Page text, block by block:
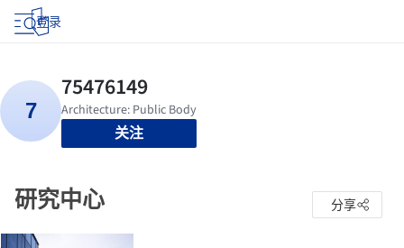
登录
关注
研究中心 分享